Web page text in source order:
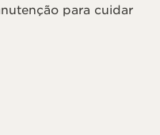
para cuidar